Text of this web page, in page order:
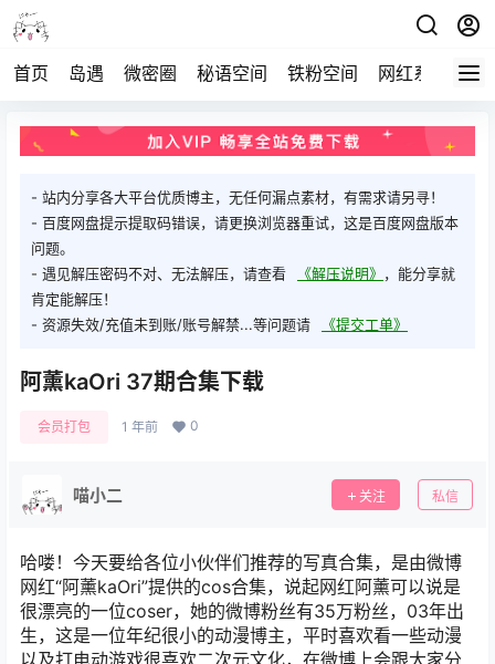
首页 岛遇 微密圈 秘语空间 铁粉空间 网红系列 打
- 站内分享各大平台优质博主，无任何漏点素材，有需求请另寻！
- 百度网盘提示提取码错误，请更换浏览器重试，这是百度网盘版本
问题。
- 遇见解压密码不对、无法解压，请查看
《解压说明》 ，能分享就
肯定能解压！
- 资源失效/充值未到账/账号解禁...等问题请
《提交工单》
阿薰kaOri 37期合集下载
会员打包 1 年前 0
喵小二 关注 私信
哈喽！今天要给各位小伙伴们推荐的写真合集，是由微博
网红“阿薰kaOri”提供的cos合集，说起网红阿薰可以说是
很漂亮的一位coser，她的微博粉丝有35万粉丝，03年出
生，这是一位年纪很小的动漫博主，平时喜欢看一些动漫